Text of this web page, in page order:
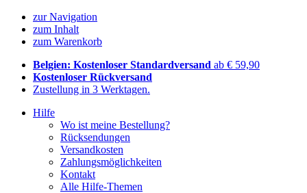
zur Navigation
zum Inhalt
zum Warenkorb
Belgien: Kostenloser Standardversand ab € 59,90
Kostenloser Rückversand
Zustellung in 3 Werktagen.
Hilfe
Wo ist meine Bestellung?
Rücksendungen
Versandkosten
Zahlungsmöglichkeiten
Kontakt
Alle Hilfe-Themen